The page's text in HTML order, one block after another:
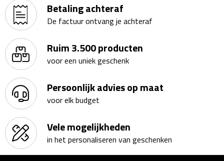
Medailles
Trofeeën
Strand
Handwaaiers
Opblaasbare strandartikelen
Parasols
Strandballen
Betaling achteraf
De factuur ontvang je achteraf
Ruim 3.500 producten
voor een uniek geschenk
Persoonlijk advies op maat
voor elk budget
Vele mogelijkheden
in het personaliseren van geschenken